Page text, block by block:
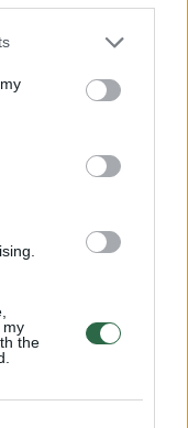
my
the
dėstė
reikėjo
metų čia
taip ir
į Dzūkijos
priimta. Jau